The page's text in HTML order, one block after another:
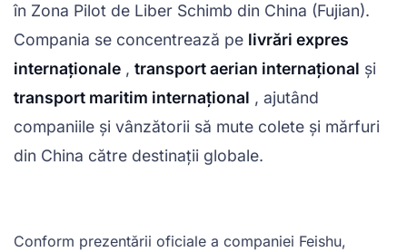
în Zona Pilot de Liber Schimb din China (Fujian).
Compania se concentrează pe livrări expres
internaționale , transport aerian internațional și
transport maritim internațional , ajutând
companiile și vânzătorii să mute colete și mărfuri
din China către destinații globale.
Conform prezentării oficiale a companiei Feishu,